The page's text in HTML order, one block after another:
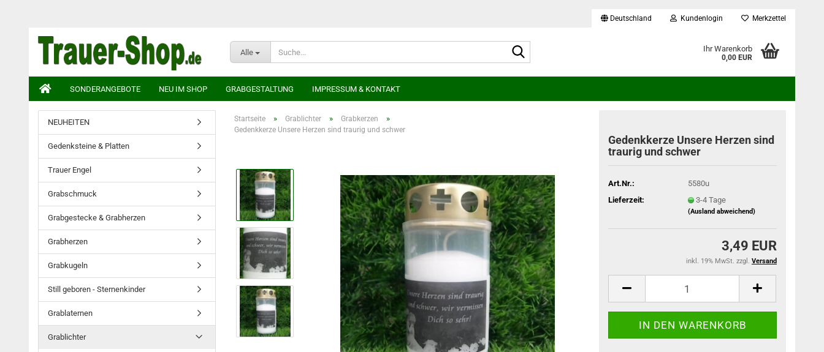
Deutschland Kundenlogin Merkzettel
Alle Ihr Warenkorb
0,00 EUR
SONDERANGEBOTE NEU IM SHOP GRABGESTALTUNG IMPRESSUM & KONTAKT
Startseite » Grablichter » Grabkerzen »
Gedenkkerze Unsere Herzen sind traurig und schwer
Gedenkkerze Unsere Herzen sind
traurig und schwer
Art.Nr.:
5580u
Lieferzeit:
3-4 Tage
(Ausland abweichend)
3,49 EUR
inkl. 19% MwSt. zzgl. Versand
NEUHEITEN
Gedenksteine & Platten
Trauer Engel
Grabschmuck
Grabgestecke & Grabherzen
Grabherzen
Grabkugeln
Still geboren - Sternenkinder
Grablaternen
Grablichter